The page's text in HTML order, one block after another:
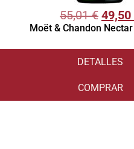
55,01€ 49,50
Moët & Chandon
DETALLES
COMPRAR